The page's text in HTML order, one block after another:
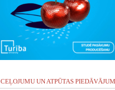
CEĻOJUMU UN ATPŪTAS